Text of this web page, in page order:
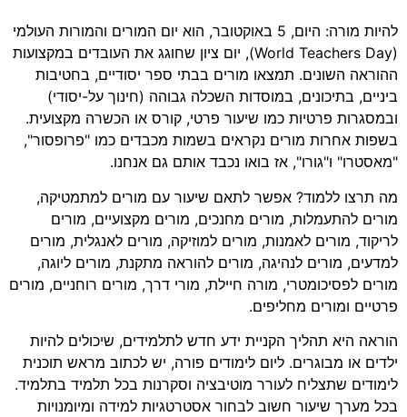
להיות מורה: היום, 5 באוקטובר, הוא יום המורים והמורות העולמי
(World Teachers Day), יום ציון שחוגג את העובדים במקצועות
ההוראה השונים. תמצאו מורים בבתי ספר יסודיים, בחטיבות
ביניים, בתיכונים, במוסדות השכלה גבוהה (חינוך על-יסודי)
ובמסגרות פרטיות כמו שיעור פרטי, קורס או הכשרה מקצועית.
בשפות אחרות מורים נקראים בשמות מכבדים כמו "פרופסור",
"מאסטרו" ו"גורו", אז בואו נכבד אותם גם אנחנו.
מה תרצו ללמוד? אפשר לתאם שיעור עם מורים למתמטיקה,
מורים להתעמלות, מורים מחנכים, מורים מקצועיים, מורים
לריקוד, מורים לאמנות, מורים למוזיקה, מורים לאנגלית, מורים
למדעים, מורים לנהיגה, מורים להוראה מתקנת, מורים ליוגה,
מורים לפסיכומטרי, מורה חיילת, מורי דרך, מורים רוחניים, מורים
פרטיים ומורים מחליפים.
הוראה היא תהליך הקניית ידע חדש לתלמידים, שיכולים להיות
ילדים או מבוגרים. ליום לימודים פורה, יש לכתוב מראש תוכנית
לימודים שתצליח לעורר מוטיבציה וסקרנות בכל תלמיד בתלמיד.
בכל מערך שיעור חשוב לבחור אסטרטגיות למידה ומיומנויות